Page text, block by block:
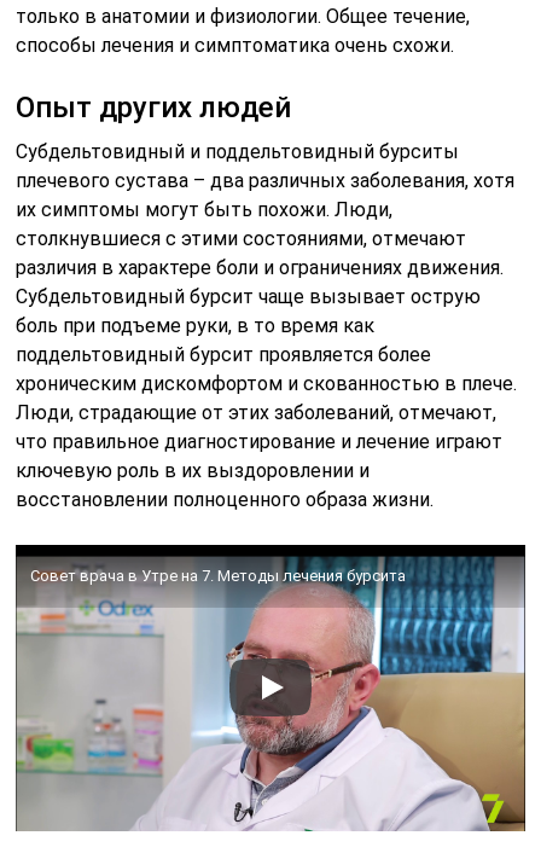
только в анатомии и физиологии. Общее течение,
способы лечения и симптоматика очень схожи.
Опыт других людей
Субдельтовидный и поддельтовидный бурситы
плечевого сустава – два различных заболевания, хотя
их симптомы могут быть похожи. Люди,
столкнувшиеся с этими состояниями, отмечают
различия в характере боли и ограничениях движения.
Субдельтовидный бурсит чаще вызывает острую
боль при подъеме руки, в то время как
поддельтовидный бурсит проявляется более
хроническим дискомфортом и скованностью в плече.
Люди, страдающие от этих заболеваний, отмечают,
что правильное диагностирование и лечение играют
ключевую роль в их выздоровлении и
восстановлении полноценного образа жизни.
Совет врача в Утре на 7. Методы лечения бурсита